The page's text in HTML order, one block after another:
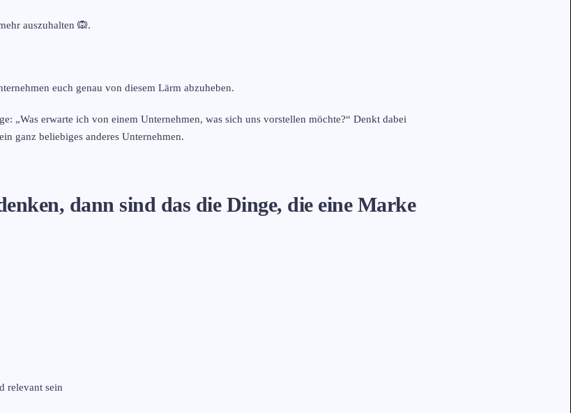
auszuhalten 🙉.
euch genau von diesem Lärm abzuheben.
„Was erwarte ich von einem Unternehmen, was sich uns vorstellen möchte?“ Denkt dabei
ganz beliebiges anderes Unternehmen.
dann sind das die Dinge, die eine Marke
relevant sein